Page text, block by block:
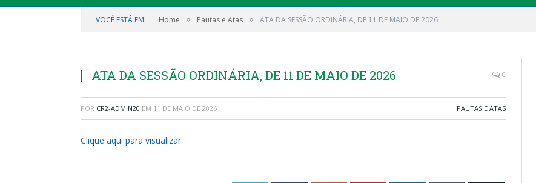
VOCÊ ESTÁ EM: Home » Pautas e Atas » ATA DA SESSÃO ORDINÁRIA, DE 11 DE MAIO DE 2026
ATA DA SESSÃO ORDINÁRIA, DE 11 DE MAIO DE 2026 0
POR CR2-ADMIN20 EM 11 DE MAIO DE 2026 PAUTAS E ATAS
Clique aqui para visualizar